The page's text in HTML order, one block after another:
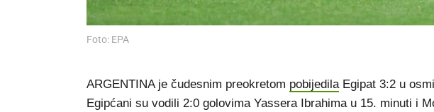
Foto: EPA
ARGENTINA je čudesnim preokretom pobijedilaEgipat 3:2 u
Egipćani su vodili 2:0 golovima Yassera Ibrahima u 15. minuti i